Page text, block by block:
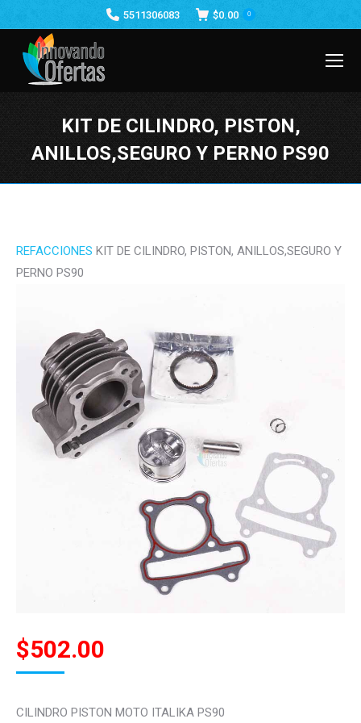
5511306083 $0.00 0
KIT DE CILINDRO, PISTON,
ANILLOS,SEGURO Y PERNO PS90
REFACCIONES KIT DE CILINDRO, PISTON, ANILLOS,SEGURO Y
PERNO PS90
$502.00
CILINDRO PISTON MOTO ITALIKA PS90